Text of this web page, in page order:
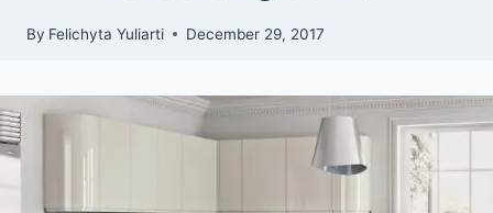
By Felichyta Yuliarti December 29, 2017